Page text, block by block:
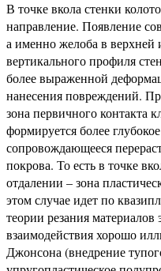
В точке вкола стенки
направление. Появление
а именно желоба в верхней
вертикального профиля
более выраженной
нанесения повреждений.
зона первичного контакта
формируется более
сопровождающееся
покрова. То есть в точке
отдалении – зона
этом случае идет по
теории резания материалов
взаимодействия хорошо
Джонсона (внедрение